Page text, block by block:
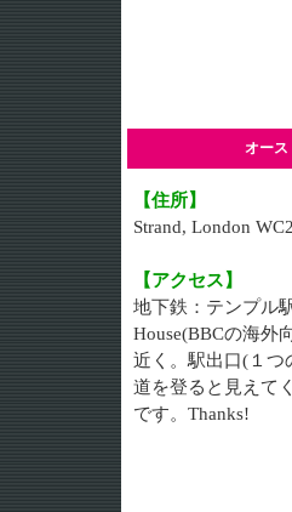
オー
【住所】
Strand, London
【アクセス】
地下鉄：テンプル
House(BBCの海外
近く。駅出口(１つ
道を登ると見えて
です。Thanks!